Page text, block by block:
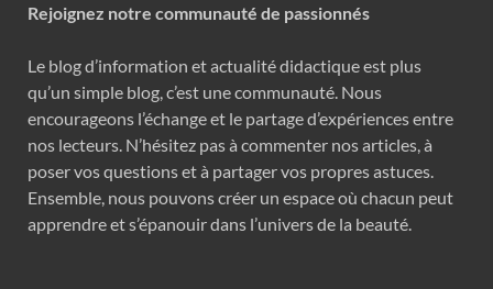
Rejoignez notre communauté de passionnés
Le blog d’information et actualité didactique est plus
qu’un simple blog, c’est une communauté. Nous
encourageons l’échange et le partage d’expériences entre
nos lecteurs. N’hésitez pas à commenter nos articles, à
poser vos questions et à partager vos propres astuces.
Ensemble, nous pouvons créer un espace où chacun peut
apprendre et s’épanouir dans l’univers de la beauté.